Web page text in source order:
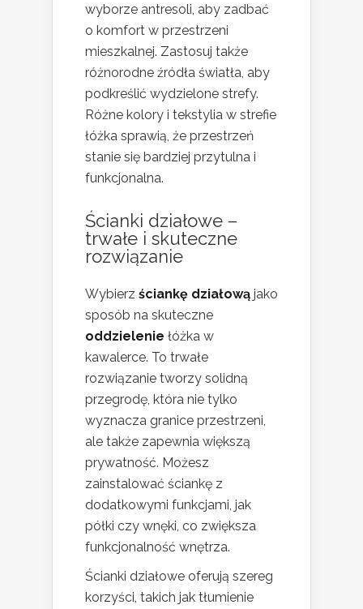
wyborze antresoli, aby zadbać
o komfort w przestrzeni
mieszkalnej. Zastosuj także
różnorodne źródła światła, aby
podkreślić wydzielone strefy.
Różne kolory i tekstylia w strefie
łóżka sprawią, że przestrzeń
stanie się bardziej przytulna i
funkcjonalna.
Ścianki działowe –
trwałe i skuteczne
rozwiązanie
Wybierz ściankę działową jako
sposób na skuteczne
oddzielenie łóżka w
kawalerce. To trwałe
rozwiązanie tworzy solidną
przegrodę, która nie tylko
wyznacza granice przestrzeni,
ale także zapewnia większą
prywatność. Możesz
zainstalować ściankę z
dodatkowymi funkcjami, jak
półki czy wnęki, co zwiększa
funkcjonalność wnętrza.
Ścianki działowe oferują szereg
korzyści, takich jak tłumienie